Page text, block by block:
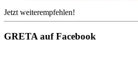
Jetzt weiterempfehlen!
GRETA auf Facebook